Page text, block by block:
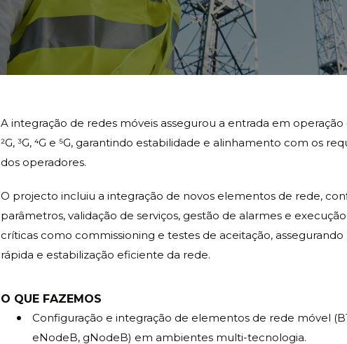
A integração de redes móveis assegurou a entrada em
2G, 3G, 4G e 5G, garantindo estabilidade e alinhamento com os
dos operadores.
O projecto incluiu a integração de novos elementos de rede,
parâmetros, validação de serviços, gestão de alarmes e
críticas como commissioning e testes de aceitação, assegurando
rápida e estabilização eficiente da rede.
O QUE FAZEMOS
Configuração e integração de elementos de rede móvel
eNodeB, gNodeB) em ambientes multi-tecnologia.